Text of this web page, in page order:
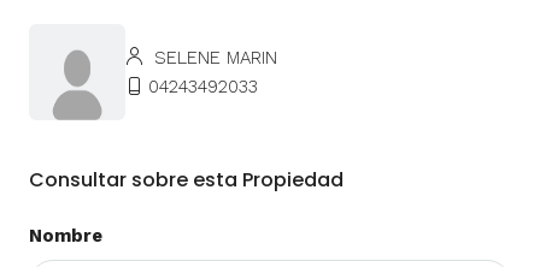
SELENE MARIN
04243492033
Consultar sobre esta Propiedad
Nombre